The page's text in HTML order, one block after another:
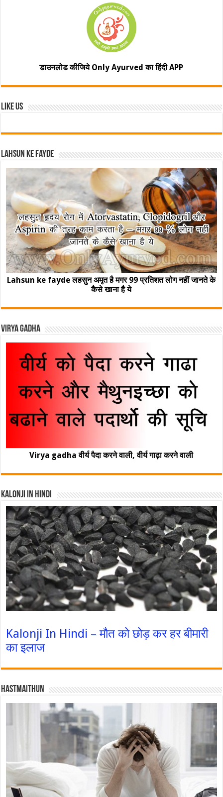
डाउनलोड कीजिये Only Ayurved का हिंदी APP
Like Us
Lahsun ke fayde
Lahsun ke fayde लहसुन अमृत है मगर 99 प्रतिशत लोग नहीं जानते के
कैसे खाना है ये
Virya Gadha
Virya gadha वीर्य पैदा करने वाली, वीर्य गाढ़ा करने वाली
Kalonji In Hindi
Kalonji In Hindi – मौत को छोड़ कर हर बीमारी
का इलाज
Hastmaithun